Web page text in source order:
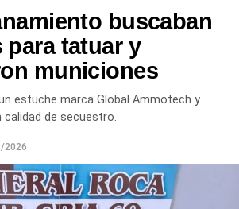
buscaban
para tatuar y
municiones
estuche marca Global Ammotech y
de secuestro.
2026